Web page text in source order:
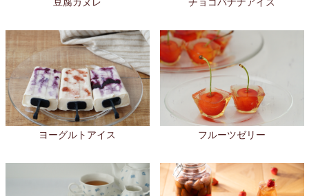
ヨーグルトアイス フルーツゼリー